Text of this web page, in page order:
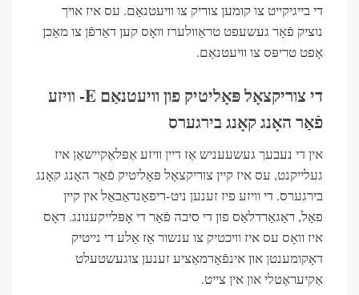
די בייגיקייט צו קומען צוריק צו וויעטנאַם. עס איז אויך
נוציק פֿאַר געשעפט טראַוולערז וואָס קען דאַרפֿן צו מאַכן
אָפט טריפּס צו וויעטנאַם.
די צוריקצאָל פּאָליטיק פון וויעטנאַם E- וויזע
פֿאַר האָנג קאָנג בירגערס
אין די נעבעך געשעעניש אַז דיין וויזע אַפּלאַקיישאַן איז
געלייקנט, עס איז קיין צוריקצאָל פּאָליטיק פֿאַר האָנג קאָנג
בירגערס. די וויזע פיז זענען ניט-ריפאַנדאַבאַל אין קיין
פאַל, ראַגאַרדלאַס פון די סיבה פֿאַר די אָפּלייקענונג. דאָס
איז וואָס עס איז וויכטיק צו ענשור אַז אַלע די נייטיק
דאָקומענטן און אינפֿאָרמאַציע זענען צוגעשטעלט
אַקיעראַטלי און אין צייט.